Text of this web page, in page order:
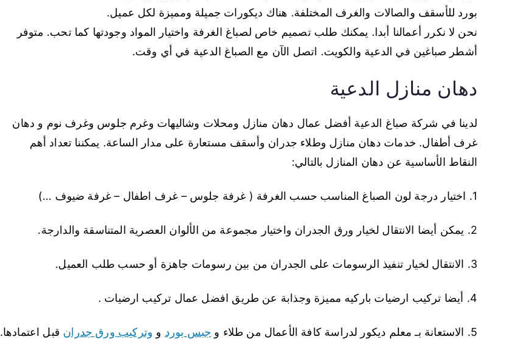
بورد للأسقف والصالات والغرف المختلفة. هناك ديكورات جميلة ومميزة لكل عميل.
نحن لا نكرر أعمالنا أبدا. يمكنك طلب تصميم خاص لصباغ الغرفة واختيار المواد وجودتها كما تحب. متوفر
أشطر صباغين في الدعية والكويت. اتصل الآن مع الصباغ الدعية في أي وقت.
دهان منازل الدعية
لدينا في شركة صباغ الدعية أفضل عمال دهان منازل ومحلات وشاليهات وغرم جلوس وغرف نوم و دهان
غرف أطفال. خدمات دهان منازل وطلاء جدران وأسقف مستعارة على مدار الساعة. يمكننا تعداد أهم
النقاط الأساسية عن دهان المنازل بالتالي:
1. اختيار درجة لون الصباغ المناسب حسب الغرفة ( غرفة جلوس – غرف اطفال – غرفة ضيوف …)
2. يمكن أيضا الانتقال لخيار ورق الجدران واختيار مجموعة من الألوان العصرية المتناسقة والدارجة.
3. الانتقال لخيار تنفيذ الرسومات على الجدران من بين رسومات جاهزة أو حسب طلب العميل.
4. أيضا تركيب ارضيات باركيه مميزة وجذابة عن طريق افضل عمال تركيب ارضيات .
5. الاستعانة بـ معلم ديكور لدراسة كافة الأعمال من طلاء و جبس بورد و وتركيب ورق جدران قبل اعتمادها.